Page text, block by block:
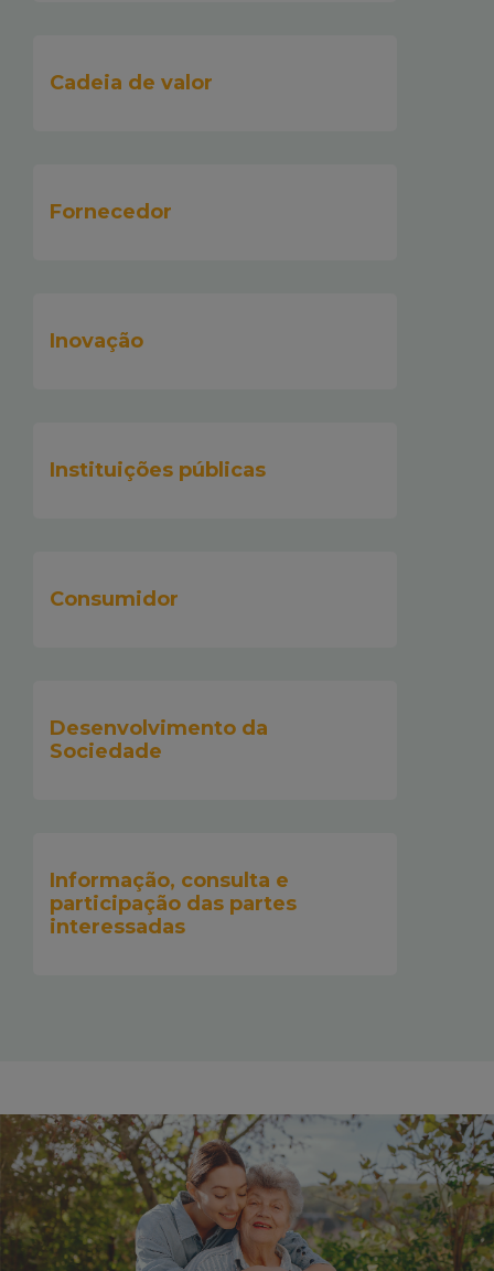
Cadeia de valor
Fornecedor
Inovação
Instituições públicas
Consumidor
Desenvolvimento da
Sociedade
Informação, consulta e
participação das partes
interessadas